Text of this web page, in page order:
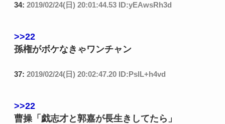
34: 2019/02/24(日) 20:01:44.53 ID:yEAwsRh3d
>>22
孫権がボケなきゃワンチャン
37: 2019/02/24(日) 20:02:47.20 ID:PslL+h4vd
>>22
曹操「戯志才と郭嘉が長生きしてたら」